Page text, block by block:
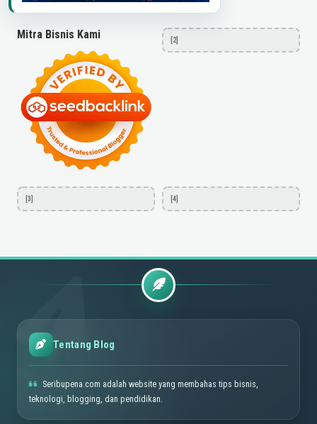
Mitra Bisnis Kami [2]
[3] [4]
Tentang Blog
Seribupena.com adalah website yang membahas tips bisnis,
teknologi, blogging, dan pendidikan.